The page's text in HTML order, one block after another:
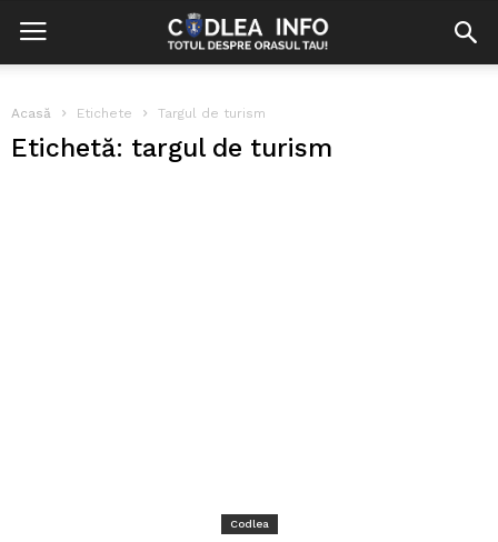
Acasă Etichete Targul de turism
Etichetă: targul de turism
Codlea